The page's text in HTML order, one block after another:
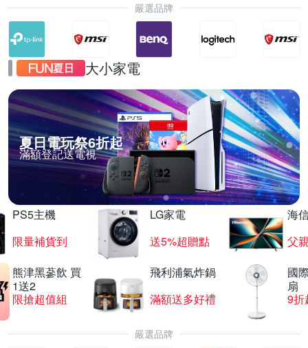
嚴選品牌
大小家電
夏日電玩祭6折起
滿額登記送電視
PS5主機
限量補貨到
LG家電
送5%超贈點
海
父
熊津黑蔘飲 買
1送2
限搶超值組
飛利浦氣炸鍋
滿額送多好禮
國
扇
9折
嚴選品牌